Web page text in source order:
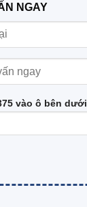
NGAY
vào ô bên dưới